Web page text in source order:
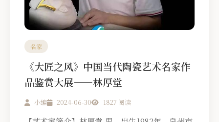
名家
《大匠之风》中国当代陶瓷艺术名家作
品鉴赏大展——林厚堂
小编 2024-06-30 1827 阅读